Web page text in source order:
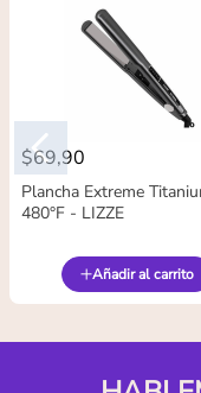
$69,90
Plancha Extreme
480°F - LIZZE
Añadir al carrito